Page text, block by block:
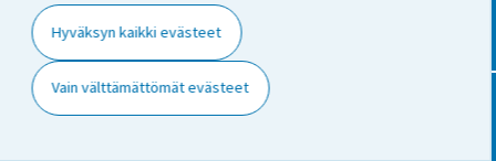
Hyväksyn kaikki evästeet
Vain välttämättömät evästeet
Instagram
Yhteystiedot